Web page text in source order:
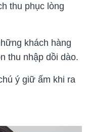
thu phục lòng
khách hàng
thu nhập dồi dào.
ý giữ ấm khi ra